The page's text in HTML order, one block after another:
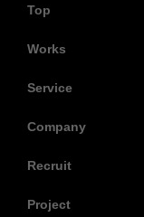
Top
Works
Service
Company
Recruit
Project